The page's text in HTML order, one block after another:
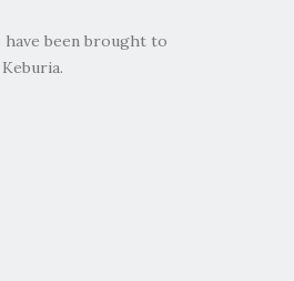
have been brought to